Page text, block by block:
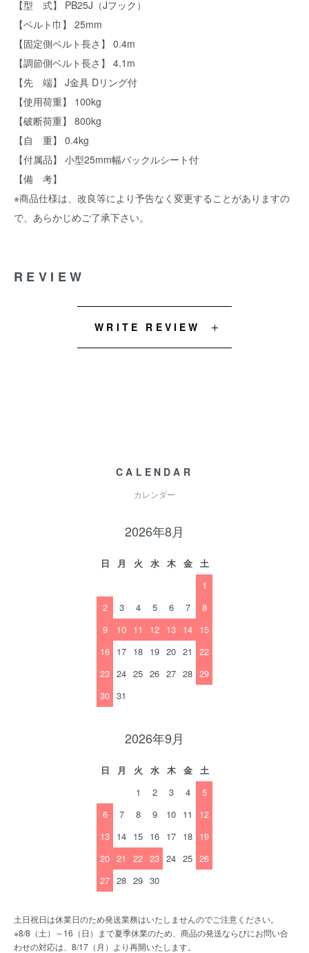
【型 式】 PB25J（Jフック）
【ベルト巾】 25mm
【固定側ベルト長さ】 0.4m
【調節側ベルト長さ】 4.1m
【先 端】 J金具 Dリング付
【使用荷重】 100kg
【破断荷重】 800kg
【自 重】 0.4kg
【付属品】 小型25mm幅バックルシート付
【備 考】
※商品仕様は、改良等により予告なく変更することがありますの
で、あらかじめご了承下さい。
REVIEW
WRITE REVIEW
CALENDAR
カレンダー
2026年8月
日 月 火 水 木 金
土
1
2
3 4 5 6 7
8
9
10 11 12 13 14 15
16 17 18 19 20 21
22
23 24 25 26 27 28 29
30 31
2026年9月
日 月 火 水 木 金
土
1
2 3 4
5
6
7 8 9 10 11
12
13 14 15 16 17 18 19
20 21 22 23 24 25 26
27 28 29 30
土日祝日は休業日のため発送業務はいたしませんのでご注意ください。
※8/8（土）～16（日）まで夏季休業のため、商品の発送ならびにお問い合
わせの対応は、8/17（月）より再開いたします。